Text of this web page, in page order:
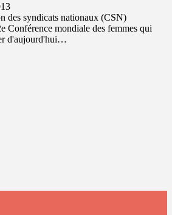
des syndicats nationaux (CSN)
Conférence mondiale des femmes qui
d'aujourd'hui…